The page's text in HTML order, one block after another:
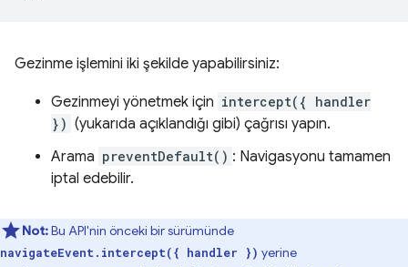
Gezinme işlemini iki şekilde yapabilirsiniz:
Gezinmeyi yönetmek için intercept({ handler
}) (yukarıda açıklandığı gibi) çağrısı yapın.
Arama preventDefault() : Navigasyonu tamamen
iptal edebilir.
Not:Bu API'nin önceki bir sürümünde
navigateEvent.intercept({ handler }) yerine